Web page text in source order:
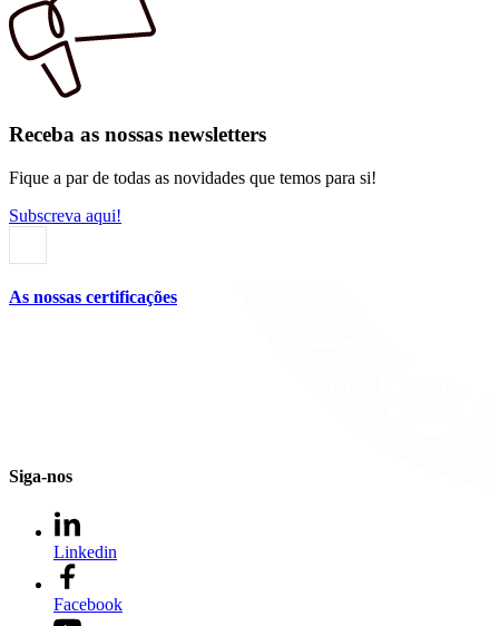
Receba as nossas newsletters
Fique a par de todas as novidades que temos para si!
Subscreva aqui!
As nossas certificações
Siga-nos
Linkedin
Facebook